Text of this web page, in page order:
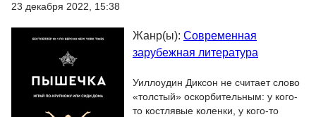
23 декабря 2022, 15:38
Жанр(ы): Современная
зарубежная литература
Уиллоудин Диксон не считает слово
«толстый» оскорбительным: у кого-
то костлявые коленки, у кого-то